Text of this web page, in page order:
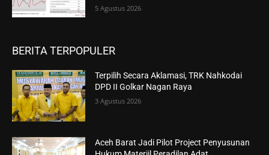
5 Agustus 2026
BERITA TERPOPULER
Terpilih Secara Aklamasi, TRK Nahkodai
DPD II Golkar Nagan Raya
3 Agustus 2026
Aceh Barat Jadi Pilot Project Penyusunan